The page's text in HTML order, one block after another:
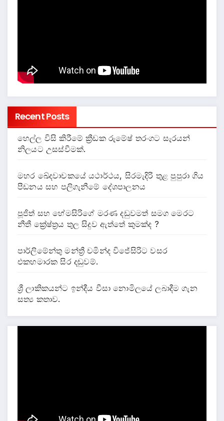
Recent Posts
හෙල්ල විසි කිරීමේ ක්‍රීඩක රුමේෂ් තරංගට සැරයන්
නිලයට උසස්වීමක්.
මහර ඛේදවාචකයේ යථාර්ථය, සිරමැදිරි තුළ පුපුරා ගිය
පීඩනය සහ පලිගැනීමේ දේශපාලනය
පූජිත් සහ හේමසිරිගේ මරණ දඩුවමත් සමග මෙරට
නීතී ක්‍රේෂ්ත්‍රය තුල සිදුව ඇත්තේ කුමක්ද ?
පාර්ලිමේන්තු මන්ත්‍රී චමින්ද විජේසිරිට වසර
එකහමාරක සිර දඬුවම්.
ශ්‍රී ලාකිකයන්ට ඉන්දීය වීසා නොමිලයේ ලබාදීම ගැන
සත්‍ය කතාව.